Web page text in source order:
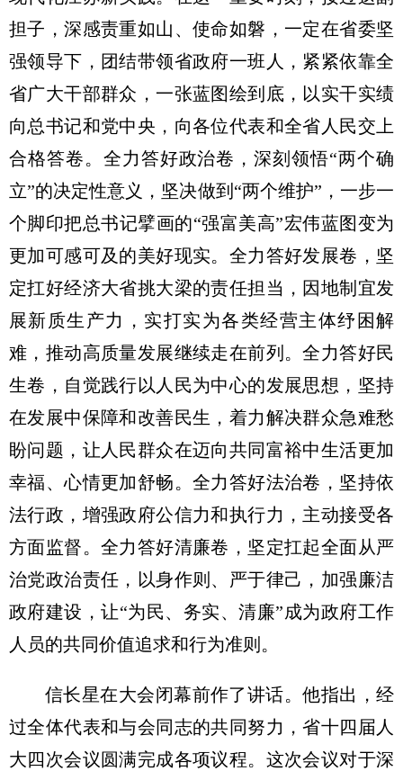
担子，深感责重如山、使命如磐，一定在省委坚
强领导下，团结带领省政府一班人，紧紧依靠全
省广大干部群众，一张蓝图绘到底，以实干实绩
向总书记和党中央，向各位代表和全省人民交上
合格答卷。全力答好政治卷，深刻领悟“两个确
立”的决定性意义，坚决做到“两个维护”，一步一
个脚印把总书记擘画的“强富美高”宏伟蓝图变为
更加可感可及的美好现实。全力答好发展卷，坚
定扛好经济大省挑大梁的责任担当，因地制宜发
展新质生产力，实打实为各类经营主体纾困解
难，推动高质量发展继续走在前列。全力答好民
生卷，自觉践行以人民为中心的发展思想，坚持
在发展中保障和改善民生，着力解决群众急难愁
盼问题，让人民群众在迈向共同富裕中生活更加
幸福、心情更加舒畅。全力答好法治卷，坚持依
法行政，增强政府公信力和执行力，主动接受各
方面监督。全力答好清廉卷，坚定扛起全面从严
治党政治责任，以身作则、严于律己，加强廉洁
政府建设，让“为民、务实、清廉”成为政府工作
人员的共同价值追求和行为准则。
信长星在大会闭幕前作了讲话。他指出，经
过全体代表和与会同志的共同努力，省十四届人
大四次会议圆满完成各项议程。这次会议对于深